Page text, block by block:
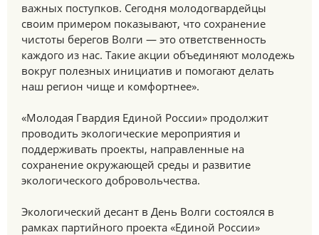
важных поступков. Сегодня молодогвардейцы
своим примером показывают, что сохранение
чистоты берегов Волги — это ответственность
каждого из нас. Такие акции объединяют молодежь
вокруг полезных инициатив и помогают делать
наш регион чище и комфортнее».
«Молодая Гвардия Единой России» продолжит
проводить экологические мероприятия и
поддерживать проекты, направленные на
сохранение окружающей среды и развитие
экологического добровольчества.
Экологический десант в День Волги состоялся в
рамках партийного проекта «Единой России»